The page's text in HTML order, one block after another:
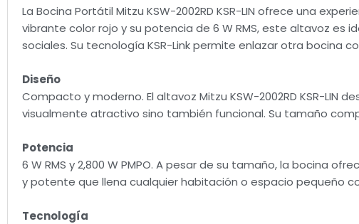
La Bocina Portátil Mitzu KSW-2002RD KSR-LIN ofrece una
vibrante color rojo y su potencia de 6 W RMS, este altavoz es
sociales. Su tecnología KSR-Link permite enlazar otra bocina
Diseño
Compacto y moderno. El altavoz Mitzu KSW-2002RD KSR-
visualmente atractivo sino también funcional. Su tamaño
Potencia
6 W RMS y 2,800 W PMPO. A pesar de su tamaño, la bocina
y potente que llena cualquier habitación o espacio pequeño
Tecnología